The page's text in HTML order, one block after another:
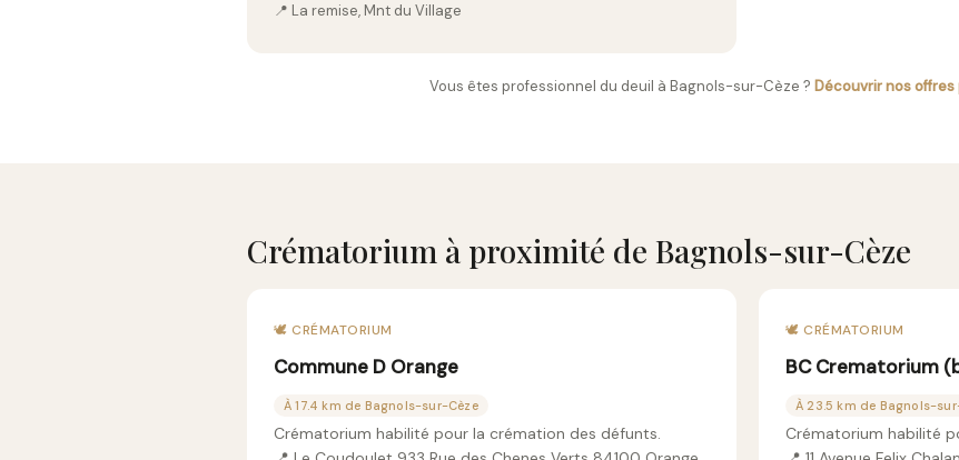
📍 La remise, Mnt du Village
Vous êtes professionnel du deuil à Bagnols-sur-Cèze ? Découvrir nos
Crématorium à proximité de Bagnols-sur-Cèze
🕊️ CRÉMATORIUM
Commune D Orange
À 17.4 km de Bagnols-sur-Cèze
Crématorium habilité pour la crémation des défunts.
🕊️ CRÉMATORIUM
BC Crematorium
À 23.5 km de Bagnols-
Crématorium habilité